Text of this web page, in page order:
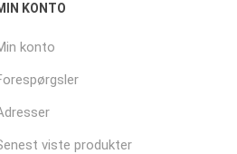
KONTO
konto
viste produkter